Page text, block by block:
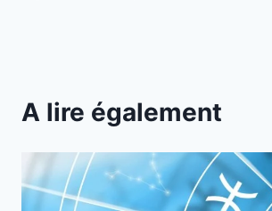
A lire également